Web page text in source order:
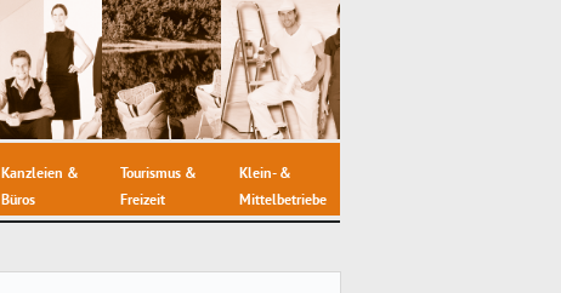
Kanzleien &
Büros
Tourismus &
Freizeit
Klein- &
Mittelbetriebe